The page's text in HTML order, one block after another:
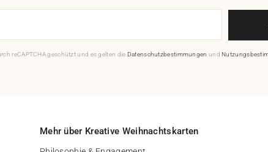
reCAPTCHA geschützt und es gelten die Datenschutzbestimmungen und
Mehr über Kreative Weihnachtskarten